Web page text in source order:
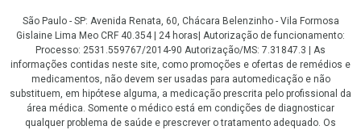
São Paulo - SP: Avenida Renata, 60, Chácara Belenzinho - Vila Formosa
Gislaine Lima Meo CRF 40.354 | 24 horas| Autorização de funcionamento:
Processo: 2531.559767/2014-90 Autorização/MS: 7.31847.3 | As
informações contidas neste site, como promoções e ofertas de remédios e
medicamentos, não devem ser usadas para automedicação e não
substituem, em hipótese alguma, a medicação prescrita pelo profissional da
área médica. Somente o médico está em condições de diagnosticar
qualquer problema de saúde e prescrever o tratamento adequado. Os